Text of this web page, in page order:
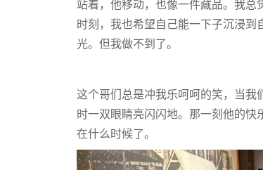
站着，他移动，也像一件藏品。我总
时刻，我也希望自己能一下子沉浸到
光。但我做不到了。
这个哥们总是冲我乐呵呵的笑，当我
时一双眼睛亮闪闪地。那一刻他的
在什么时候了。